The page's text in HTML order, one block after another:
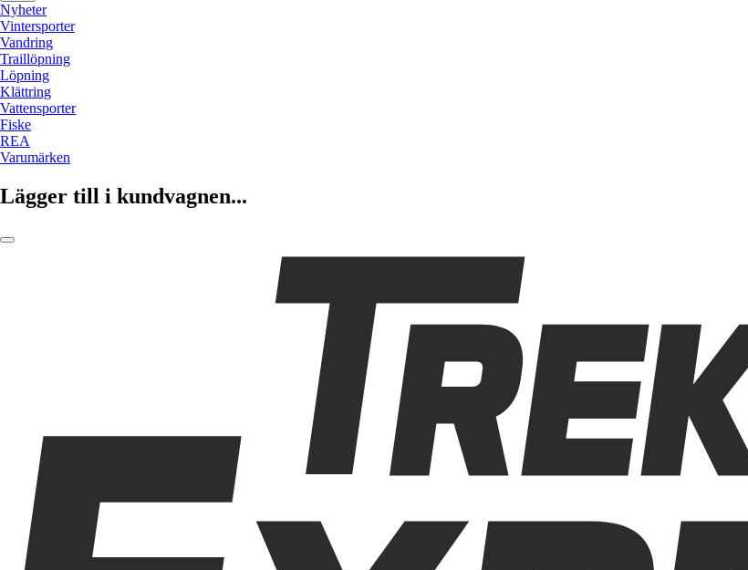
Nyheter
Vintersporter
Vandring
Traillöpning
Löpning
Klättring
Vattensporter
Fiske
REA
Varumärken
Lägger till i kundvagnen...